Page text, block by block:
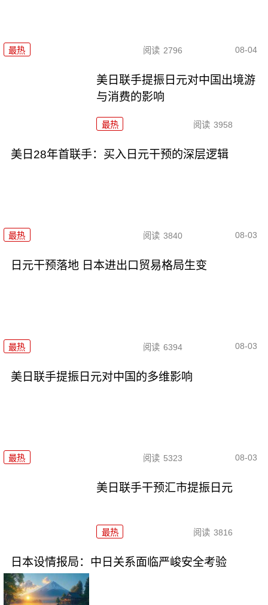
最热 阅读 2796 08-04
美日联手提振日元对中国出境游
与消费的影响
最热 阅读 3958
美日28年首联手：买入日元干预的深层逻辑
最热 阅读 3840 08-03
日元干预落地 日本进出口贸易格局生变
最热 阅读 6394 08-03
美日联手提振日元对中国的多维影响
最热 阅读 5323 08-03
美日联手干预汇市提振日元
最热 阅读 3816
日本设情报局：中日关系面临严峻安全考验